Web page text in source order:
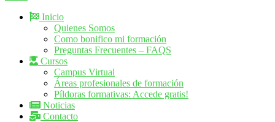
Inicio
Quienes Somos
Como bonifico mi formación
Preguntas Frecuentes – FAQS
Cursos
Campus Virtual
Áreas profesionales de formación
Píldoras formativas: Accede gratis!
Noticias
Contacto